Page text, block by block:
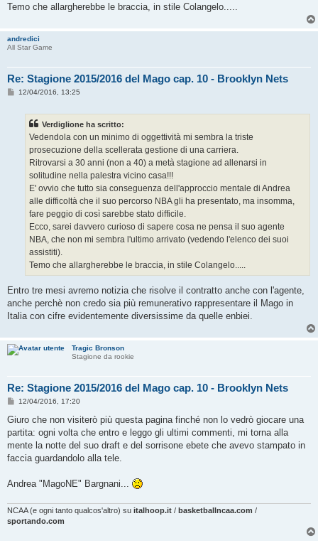
Temo che allargherebbe le braccia, in stile Colangelo.....
andredici
All Star Game
Re: Stagione 2015/2016 del Mago cap. 10 - Brooklyn Nets
M
12/04/2016, 13:25
Verdiglione ha scritto:
Vedendola con un minimo di oggettività mi sembra la triste
prosecuzione della scellerata gestione di una carriera.
Ritrovarsi a 30 anni (non a 40) a metà stagione ad allenarsi in
solitudine nella palestra vicino casa!!!
E' ovvio che tutto sia conseguenza dell'approccio mentale di Andrea
alle difficoltà che il suo percorso NBA gli ha presentato, ma insomma,
fare peggio di così sarebbe stato difficile.
Ecco, sarei davvero curioso di sapere cosa ne pensa il suo agente
NBA, che non mi sembra l'ultimo arrivato (vedendo l'elenco dei suoi
assistiti).
Temo che allargherebbe le braccia, in stile Colangelo.....
Entro tre mesi avremo notizia che risolve il contratto anche con l'agente,
anche perchè non credo sia più remunerativo rappresentare il Mago in
Italia con cifre evidentemente diversissime da quelle enbiei.
Tragic Bronson
Stagione da rookie
Re: Stagione 2015/2016 del Mago cap. 10 - Brooklyn Nets
M
s
a
g
i
12/04/2016, 17:20
Giuro che non visiterò più questa pagina finché non lo vedrò giocare una
partita: ogni volta che entro e leggo gli ultimi commenti, mi torna alla
mente la notte del suo draft e del sorrisone ebete che avevo stampato in
faccia guardandolo alla tele.
Andrea "MagoNE" Bargnani...
NCAA (e ogni tanto qualcos'altro) su italhoop.it / basketballncaa.com /
sportando.com